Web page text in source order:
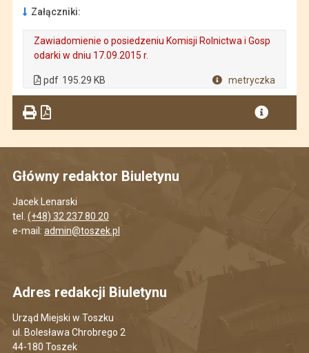
Załączniki:
Zawiadomienie o posiedzeniu Komisji Rolnictwa i Gosp
odarki w dniu 17.09.2015 r.
pdf 195.29 KB metryczka
Główny redaktor Biuletynu
Jacek Lenarski
tel. (+48) 32 237 80 20
e-mail: admin@toszek.pl
Adres redakcji Biuletynu
Urząd Miejski w Toszku
ul. Bolesława Chrobrego 2
44-180 Toszek